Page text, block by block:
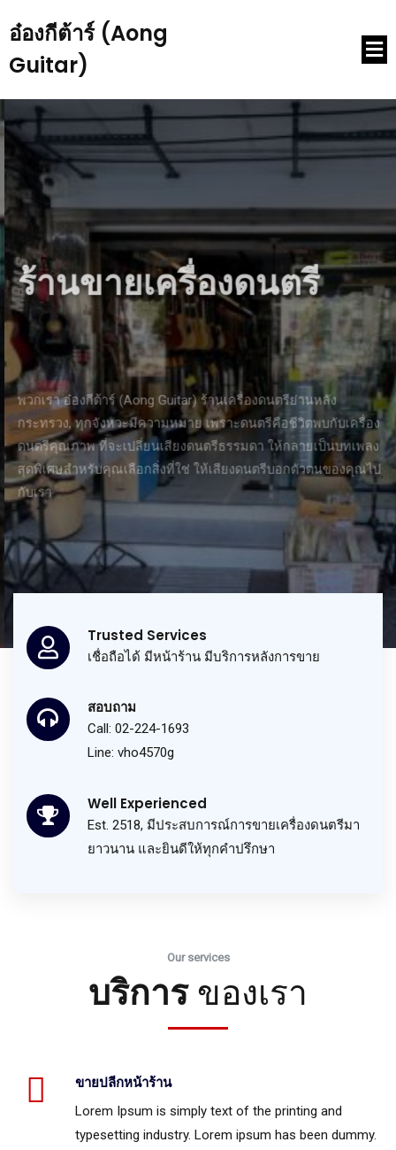
อ๋องกีต้าร์ (Aong
Guitar)
ร้านขายเครื่องดนตรี
พวกเรา อ๋องกีต้าร์ (Aong Guitar) ร้านเครื่องดนตรีย่านหลัง
กระทรวง, ทุกจังหวะมีความหมาย เพราะดนตรีคือชีวิต
พบกับเครื่อง
ดนตรีคุณภาพ ที่จะเปลี่ยนเสียงดนตรีธรรมดา ให้กลายเป็นบทเพลง
สุดพิเศษสำหรับคุณ เลือกสิ่งที่ใช่ ให้เสียงดนตรีบอกตัวตนของคุณไป
กับเรา
ดูสินค้า
Trusted Services
เชื่อถือได้ มีหน้าร้าน มีบริการหลังการขาย
สอบถาม
Call: 02-224-1693
Line: vho4570g
Well Experienced
Est. 2518, มีประสบการณ์การขายเครื่องดนตรีมา
ยาวนาน และยินดีให้ทุกคำปรึกษา
Our services
บริการของเรา
ขายปลีกหน้าร้าน
Lorem Ipsum is simply text of the printing and
typesetting industry. Lorem ipsum has been dummy.